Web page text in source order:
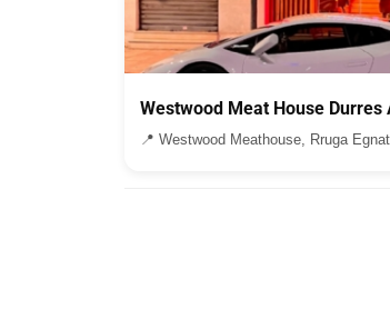
Westwood Meat House Durres
📍 Westwood Meathouse, Rruga